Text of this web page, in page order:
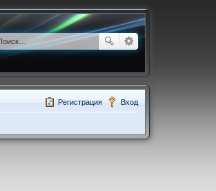
Вход
Регистрация